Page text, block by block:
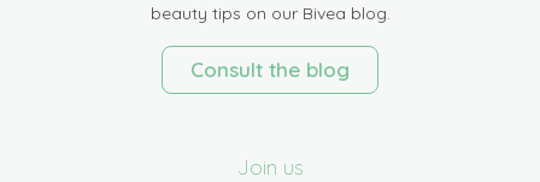
beauty tips on our Bivea blog.
Consult the blog
Join us